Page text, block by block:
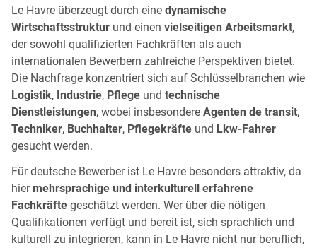
Le Havre überzeugt durch eine dynamische
Wirtschaftsstruktur und einen vielseitigen Arbeitsmarkt,
der sowohl qualifizierten Fachkräften als auch
internationalen Bewerbern zahlreiche Perspektiven bietet.
Die Nachfrage konzentriert sich auf Schlüsselbranchen wie
Logistik, Industrie, Pflege und technische
Dienstleistungen, wobei insbesondere Agenten de transit,
Techniker, Buchhalter, Pflegekräfte und Lkw-Fahrer
gesucht werden.
Für deutsche Bewerber ist Le Havre besonders attraktiv, da
hier mehrsprachige und interkulturell erfahrene
Fachkräfte geschätzt werden. Wer über die nötigen
Qualifikationen verfügt und bereit ist, sich sprachlich und
kulturell zu integrieren, kann in Le Havre nicht nur beruflich,